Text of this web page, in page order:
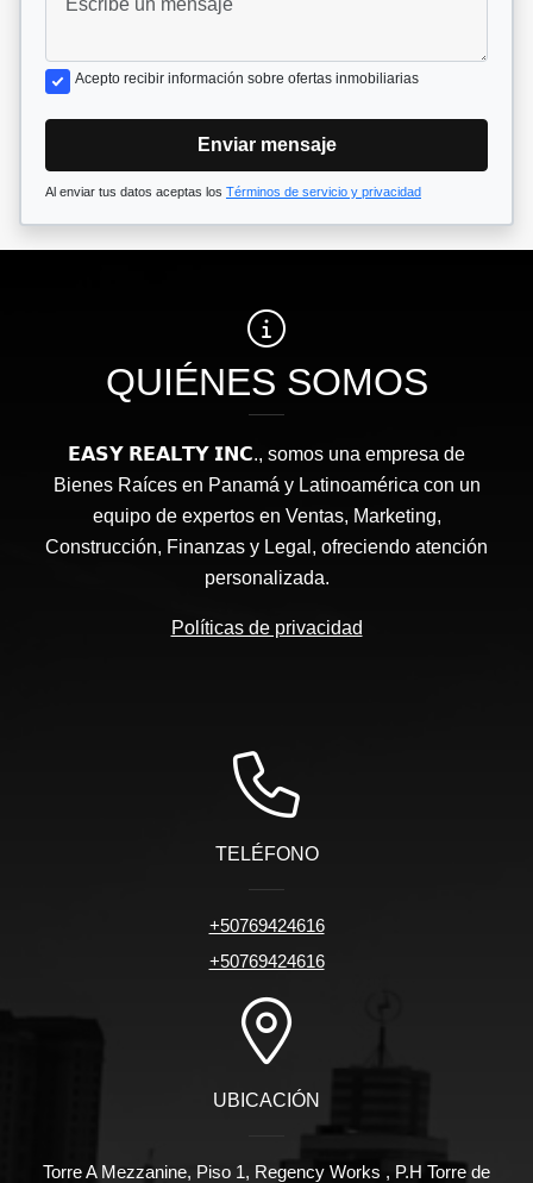
Acepto recibir información sobre ofertas inmobiliarias
Enviar mensaje
Al enviar tus datos aceptas los Términos de servicio y privacidad
QUIÉNES SOMOS
𝗘𝗔𝗦𝗬 𝗥𝗘𝗔𝗟𝗧𝗬 𝗜𝗡𝗖., somos una empresa de
Bienes Raíces en Panamá y Latinoamérica con un
equipo de expertos en Ventas, Marketing,
Construcción, Finanzas y Legal, ofreciendo atención
personalizada.
Políticas de privacidad
TELÉFONO
+50769424616
+50769424616
UBICACIÓN
Torre A Mezzanine, Piso 1, Regency Works , P.H Torre de